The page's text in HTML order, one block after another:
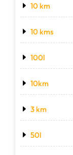
10 km
10 kms
100l
10km
3 km
50l